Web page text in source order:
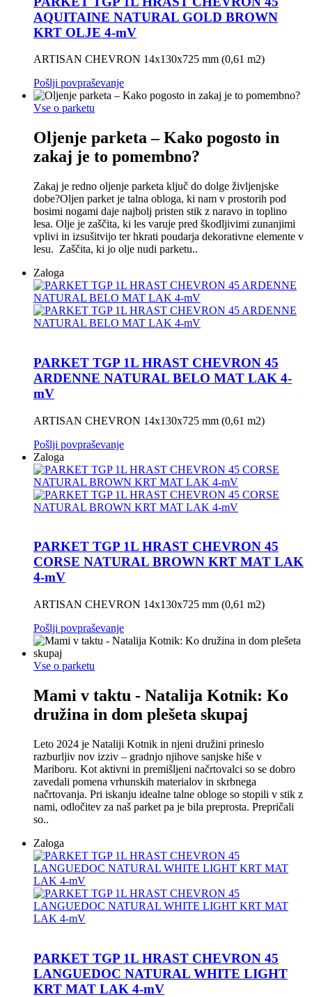
AQUITAINE NATURAL GOLD BROWN
KRT OLJE 4-mV
ARTISAN CHEVRON 14x130x725 mm (0,61 m2)
Pošlji povpraševanje
Vse o parketu
Oljenje parketa – Kako pogosto in
zakaj je to pomembno?
Zakaj je redno oljenje parketa ključ do dolge življenjske
dobe?Oljen parket je talna obloga, ki nam v prostorih pod
bosimi nogami daje najbolj pristen stik z naravo in toplino
lesa. Olje je zaščita, ki les varuje pred škodljivimi zunanjimi
vplivi in izsušitvijo ter hkrati poudarja dekorativne elemente v
lesu. Zaščita, ki jo olje nudi parketu..
Zaloga
PARKET TGP 1L HRAST CHEVRON 45
ARDENNE NATURAL BELO MAT LAK 4-
mV
ARTISAN CHEVRON 14x130x725 mm (0,61 m2)
Pošlji povpraševanje
Zaloga
PARKET TGP 1L HRAST CHEVRON 45
CORSE NATURAL BROWN KRT MAT LAK
4-mV
ARTISAN CHEVRON 14x130x725 mm (0,61 m2)
Pošlji povpraševanje
Vse o parketu
Mami v taktu - Natalija Kotnik: Ko
družina in dom plešeta skupaj
Leto 2024 je Nataliji Kotnik in njeni družini prineslo
razburljiv nov izziv – gradnjo njihove sanjske hiše v
Mariboru. Kot aktivni in premišljeni načrtovalci so se dobro
zavedali pomena vrhunskih materialov in skrbnega
načrtovanja. Pri iskanju idealne talne obloge so stopili v stik z
nami, odločitev za naš parket pa je bila preprosta. Prepričali
so..
Zaloga
PARKET TGP 1L HRAST CHEVRON 45
LANGUEDOC NATURAL WHITE LIGHT
KRT MAT LAK 4-mV